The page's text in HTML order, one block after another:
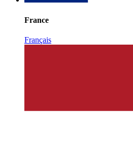
France
Français